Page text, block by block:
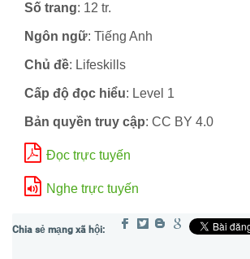
Số trang: 12 tr.
Ngôn ngữ: Tiếng Anh
Chủ đề: Lifeskills
Cấp độ đọc hiểu: Level 1
Bản quyền truy cập: CC BY 4.0
Đọc trực tuyến
Nghe trực tuyến